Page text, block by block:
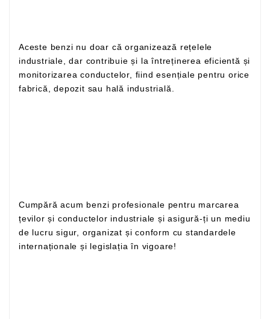
Aceste benzi nu doar că organizează rețelele
industriale, dar contribuie și la întreținerea eficientă și
monitorizarea conductelor, fiind esențiale pentru orice
fabrică, depozit sau hală industrială.
Cumpără acum benzi profesionale pentru marcarea
țevilor și conductelor industriale și asigură-ți un mediu
de lucru sigur, organizat și conform cu standardele
internaționale și legislația în vigoare!